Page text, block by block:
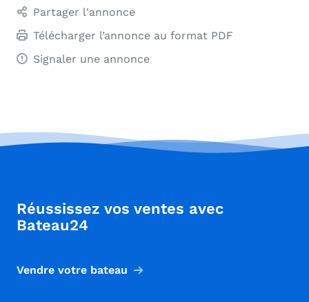
Partager l'annonce
Télécharger l’annonce au format PDF
Signaler une annonce
Réussissez vos ventes avec
Bateau24
Vendre votre bateau